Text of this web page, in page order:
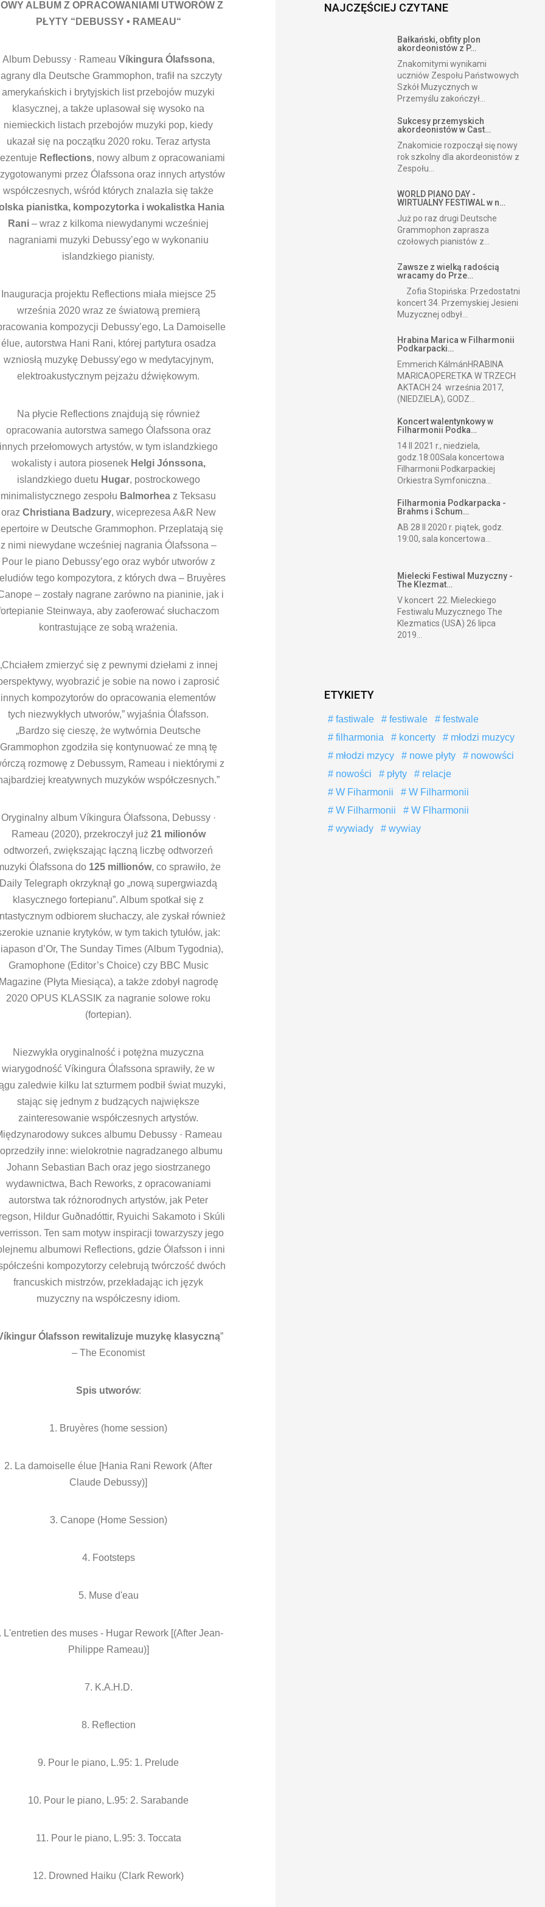
ALBUM Z OPRACOWANIAMI UTWORÓW Z
PŁYTY “DEBUSSY • RAMEAU“
Album Debussy · Rameau Víkingura Ólafssona,
dla Deutsche Grammophon, trafił na szczyty
amerykańskich i brytyjskich list przebojów muzyki
klasycznej, a także uplasował się wysoko na
niemieckich listach przebojów muzyki pop, kiedy
ukazał się na początku 2020 roku. Teraz artysta
Reflections, nowy album z opracowaniami
przez Ólafssona oraz innych artystów
współczesnych, wśród których znalazła się także
pianistka, kompozytorka i wokalistka Hania
Rani – wraz z kilkoma niewydanymi wcześniej
nagraniami muzyki Debussy’ego w wykonaniu
islandzkiego pianisty.
Inauguracja projektu Reflections miała miejsce 25
września 2020 wraz ze światową premierą
kompozycji Debussy’ego, La Damoiselle
élue, autorstwa Hani Rani, której partytura osadza
wzniosłą muzykę Debussy'ego w medytacyjnym,
elektroakustycznym pejzażu dźwiękowym.
Na płycie Reflections znajdują się również
opracowania autorstwa samego Ólafssona oraz
przełomowych artystów, w tym islandzkiego
wokalisty i autora piosenek Helgi Jónssona,
islandzkiego duetu Hugar, postrockowego
minimalistycznego zespołu Balmorhea z Teksasu
oraz Christiana Badzury, wiceprezesa A&R New
w Deutsche Grammophon. Przeplatają się
z nimi niewydane wcześniej nagrania Ólafssona –
Pour le piano Debussy’ego oraz wybór utworów z
tego kompozytora, z których dwa – Bruyères
– zostały nagrane zarówno na pianinie, jak i
Steinwaya, aby zaoferować słuchaczom
kontrastujące ze sobą wrażenia.
zmierzyć się z pewnymi dziełami z innej
wyobrazić je sobie na nowo i zaprosić
innych kompozytorów do opracowania elementów
tych niezwykłych utworów,” wyjaśnia Ólafsson.
„Bardzo się cieszę, że wytwórnia Deutsche
Grammophon zgodziła się kontynuować ze mną tę
rozmowę z Debussym, Rameau i niektórymi z
kreatywnych muzyków współczesnych.”
Oryginalny album Víkingura Ólafssona, Debussy ·
Rameau (2020), przekroczył już 21 milionów
odtworzeń, zwiększając łączną liczbę odtworzeń
Ólafssona do 125 millionów, co sprawiło, że
Daily Telegraph okrzyknął go „nową supergwiazdą
klasycznego fortepianu”. Album spotkał się z
odbiorem słuchaczy, ale zyskał również
uznanie krytyków, w tym takich tytułów, jak:
d’Or, The Sunday Times (Album Tygodnia),
Gramophone (Editor’s Choice) czy BBC Music
(Płyta Miesiąca), a także zdobył nagrodę
2020 OPUS KLASSIK za nagranie solowe roku
(fortepian).
Niezwykła oryginalność i potężna muzyczna
wiarygodność Víkingura Ólafssona sprawiły, że w
zaledwie kilku lat szturmem podbił świat muzyki,
stając się jednym z budzących największe
zainteresowanie współczesnych artystów.
sukces albumu Debussy · Rameau
inne: wielokrotnie nagradzanego albumu
Johann Sebastian Bach oraz jego siostrzanego
wydawnictwa, Bach Reworks, z opracowaniami
autorstwa tak różnorodnych artystów, jak Peter
Hildur Guðnadóttir, Ryuichi Sakamoto i Skúli
Ten sam motyw inspiracji towarzyszy jego
albumowi Reflections, gdzie Ólafsson i inni
kompozytorzy celebrują twórczość dwóch
francuskich mistrzów, przekładając ich język
muzyczny na współczesny idiom.
Ólafsson rewitalizuje muzykę klasyczną”
– The Economist
Spis utworów:
1. Bruyères (home session)
2. La damoiselle élue [Hania Rani Rework (After
Claude Debussy)]
3. Canope (Home Session)
4. Footsteps
5. Muse d'eau
L'entretien des muses - Hugar Rework [(After Jean-
Philippe Rameau)]
7. K.A.H.D.
8. Reflection
9. Pour le piano, L.95: 1. Prelude
10. Pour le piano, L.95: 2. Sarabande
11. Pour le piano, L.95: 3. Toccata
12. Drowned Haiku (Clark Rework)
NAJCZĘŚCIEJ CZYTANE
Bałkański, obfity plon
akordeonistów z P…
Znakomitymi wynikami
uczniów Zespołu Państwowych
Szkół Muzycznych w
Przemyślu zakończył...
Sukcesy przemyskich
akordeonistów w Cast…
Znakomicie rozpoczął się nowy
rok szkolny dla akordeonistów z
Zespołu...
WORLD PIANO DAY -
WIRTUALNY FESTIWAL w n…
Już po raz drugi Deutsche
Grammophon zaprasza
czołowych pianistów z...
Zawsze z wielką radością
wracamy do Prze…
Zofia Stopińska: Przedostatni
koncert 34. Przemyskiej Jesieni
Muzycznej odbył...
Hrabina Marica w Filharmonii
Podkarpacki…
Emmerich KálmánHRABINA
MARICAOPERETKA W TRZECH
AKTACH 24 września 2017,
(NIEDZIELA), GODZ...
Koncert walentynkowy w
Filharmonii Podka…
14 II 2021 r., niedziela,
godz.18:00Sala koncertowa
Filharmonii Podkarpackiej
Orkiestra Symfoniczna...
Filharmonia Podkarpacka -
Brahms i Schum…
AB 28 II 2020 r. piątek, godz.
19:00, sala koncertowa...
Mielecki Festiwal Muzyczny -
The Klezmat…
V koncert 22. Mieleckiego
Festiwalu Muzycznego The
Klezmatics (USA) 26 lipca
2019...
ETYKIETY
fastiwale festiwale
festwale
filharmonia
koncerty
młodzi muzycy
młodzi mzycy
nowe płyty
nowowści
nowości
płyty
relacje
W Fiharmonii
W Filharmonii
W Filharmonii
W Flharmonii
wywiady
wywiay